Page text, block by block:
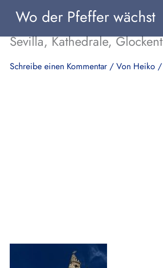
Inhalt
springen
Wo der Pfeffer wächst
Sevilla, Kathedrale,
Schreibe einen Kommentar/ Von Heiko /